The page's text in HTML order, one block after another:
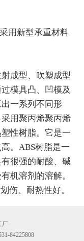
用新型承重材料
成型、吹塑成型
模具凸、凹模及
一系列不同形
用聚丙烯聚丙烯
性树脂。它是一
。ABS树脂是一
很强的耐酸、碱
机溶剂的溶解。
伤、耐热性好。
厂
84225808